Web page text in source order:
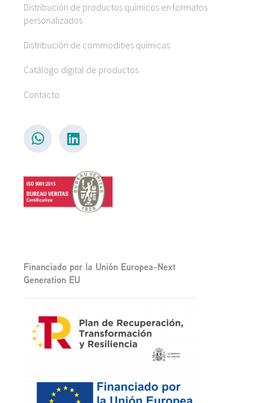
Distribución de productos químicos en formatos
personalizados
Distribución de commodities químicas
Catálogo digital de productos
Contacto
Financiado por la Unión Europea-Next
Generation EU